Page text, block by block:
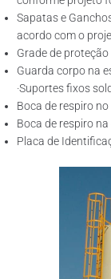
Sapatas e
acordo com o
Grade de
Guarda corpo na
·Suportes fixos
Boca de respiro
Boca de respiro
Placa de